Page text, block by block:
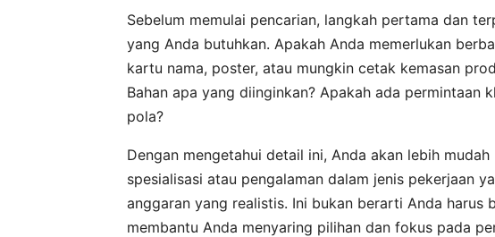
Sebelum memulai pencarian, langkah pertama dan
yang Anda butuhkan. Apakah Anda memerlukan
kartu nama, poster, atau mungkin cetak kemasan
Bahan apa yang diinginkan? Apakah ada permintaan
pola?
Dengan mengetahui detail ini, Anda akan lebih
spesialisasi atau pengalaman dalam jenis pekerjaan
anggaran yang realistis. Ini bukan berarti Anda harus
membantu Anda menyaring pilihan dan fokus pada